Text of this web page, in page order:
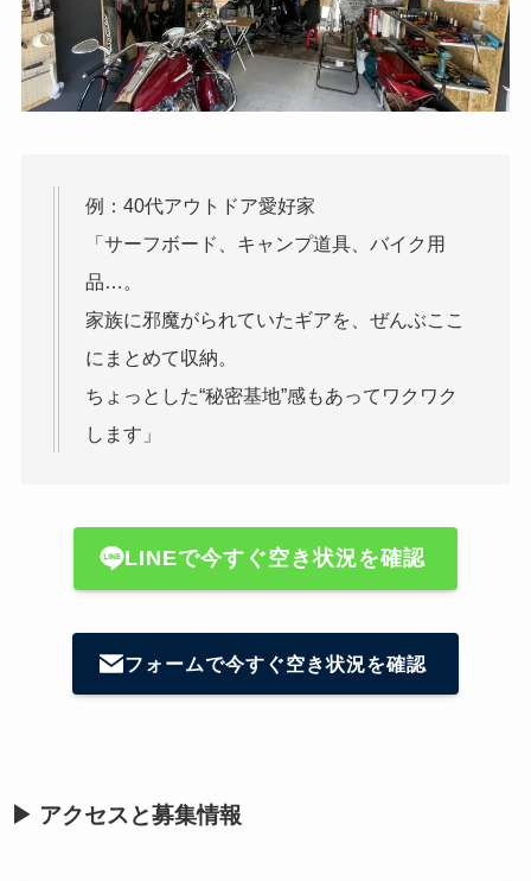
例：40代アウトドア愛好家
「サーフボード、キャンプ道具、バイク用
品…。
家族に邪魔がられていたギアを、ぜんぶここ
にまとめて収納。
ちょっとした“秘密基地”感もあってワクワク
します」
LINEで今すぐ空き状況を確認
フォームで今すぐ空き状況を確認
▶ アクセスと募集情報